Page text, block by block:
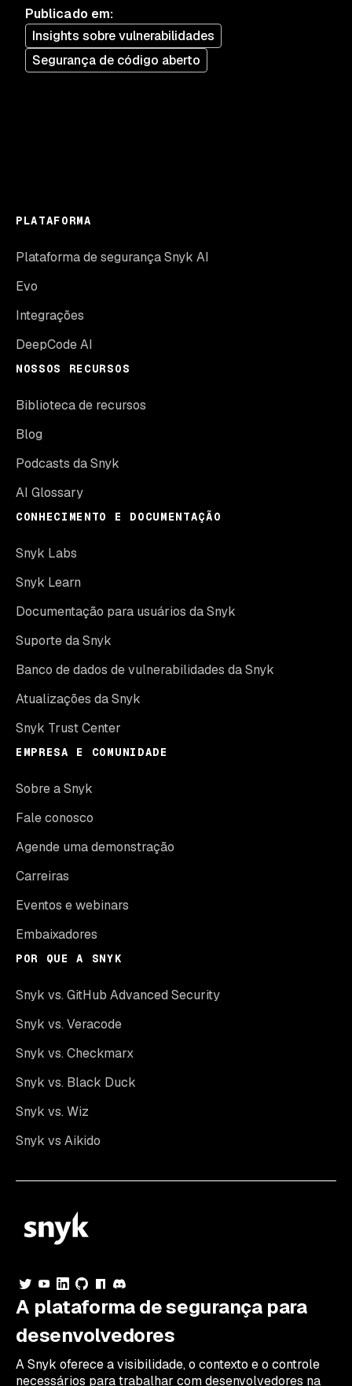
Publicado em:
Insights sobre vulnerabilidades
Segurança de código aberto
PLATAFORMA
Plataforma de segurança Snyk AI
Evo
Integrações
DeepCode AI
NOSSOS RECURSOS
Biblioteca de recursos
Blog
Podcasts da Snyk
AI Glossary
CONHECIMENTO E DOCUMENTAÇÃO
Snyk Labs
Snyk Learn
Documentação para usuários da Snyk
Suporte da Snyk
Banco de dados de vulnerabilidades da Snyk
Atualizações da Snyk
Snyk Trust Center
EMPRESA E COMUNIDADE
Sobre a Snyk
Fale conosco
Agende uma demonstração
Carreiras
Eventos e webinars
Embaixadores
POR QUE A SNYK
Snyk vs. GitHub Advanced Security
Snyk vs. Veracode
Snyk vs. Checkmarx
Snyk vs. Black Duck
Snyk vs. Wiz
Snyk vs Aikido
A plataforma de segurança para
desenvolvedores
A Snyk oferece a visibilidade, o contexto e o controle
necessários para trabalhar com desenvolvedores na